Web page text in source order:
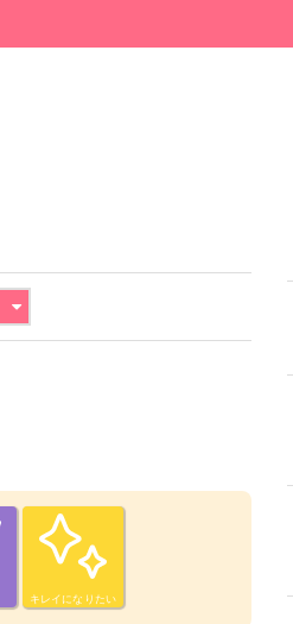
キレイになりたい